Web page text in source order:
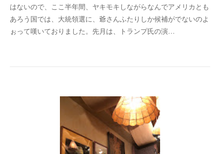
はないので、ここ半年間、ヤキモキしながらなんでアメリカとも
あろう国では、大統領選に、爺さんふたりしか候補がでないのよ
ぉって嘆いておりました。先月は、トランプ氏の演…